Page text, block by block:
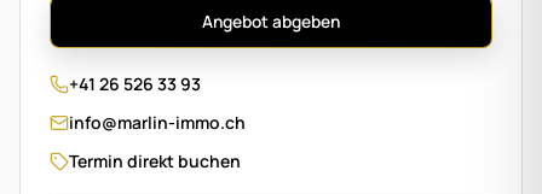
Angebot abgeben
+41 26 526 33 93
info@marlin-immo.ch
Termin direkt buchen